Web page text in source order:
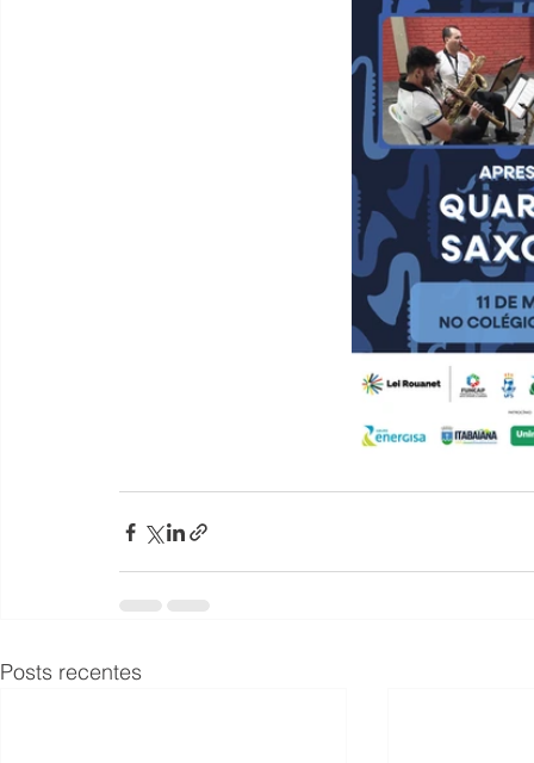
Posts recentes